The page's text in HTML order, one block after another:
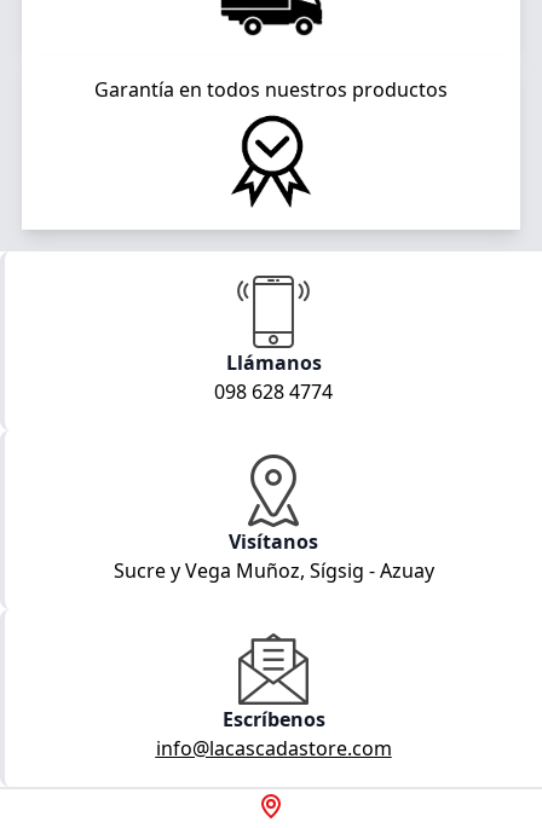
Garantía en todos nuestros productos
Llámanos
098 628 4774
Visítanos
Sucre y Vega Muñoz, Sígsig - Azuay
Escríbenos
info@lacascadastore.com